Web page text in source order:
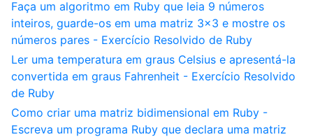
Faça um algoritmo em Ruby que leia 9 números
inteiros, guarde-os em uma matriz 3x3 e mostre os
números pares - Exercício Resolvido de Ruby
Ler uma temperatura em graus Celsius e apresentá-la
convertida em graus Fahrenheit - Exercício Resolvido
de Ruby
Como criar uma matriz bidimensional em Ruby -
Escreva um programa Ruby que declara uma matriz